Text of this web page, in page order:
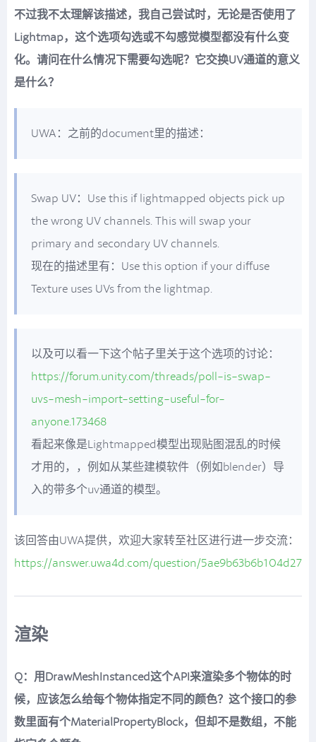
不过我不太理解该描述，我自己尝试时，无论是否使用了
Lightmap，这个选项勾选或不勾感觉模型都没有什么变
化。请问在什么情况下需要勾选呢？它交换UV通道的意义
是什么？
UWA：之前的document里的描述：
Swap UV：Use this if lightmapped objects pick up
the wrong UV channels. This will swap your
primary and secondary UV channels.
现在的描述里有：Use this option if your diffuse
Texture uses UVs from the lightmap.
以及可以看一下这个帖子里关于这个选项的讨论：
https://forum.unity.com/threads/poll-is-swap-
uvs-mesh-import-setting-useful-for-
anyone.173468
看起来像是Lightmapped模型出现贴图混乱的时候
才用的，，例如从某些建模软件（例如blender）导
入的带多个uv通道的模型。
该回答由UWA提供，欢迎大家转至社区进行进一步交流：
https://answer.uwa4d.com/question/
渲染
Q：用DrawMeshInstanced这个API来渲染多个物体的时
候，应该怎么给每个物体指定不同的颜色？这个接口的参
数里面有个MaterialPropertyBlock，但却不是数组，不能